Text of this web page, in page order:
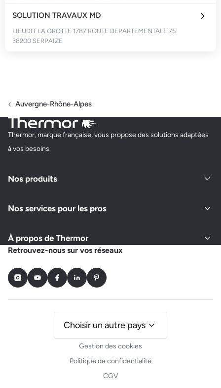
SOLUTION TRAVAUX MD
LIEUDIT LA GROTTE 1787 ROUTE DEPARTEMENTALE 75
38200 SERPAIZE
VAL AIR CLIM
38290 SATOLAS ET BONCE
Fermé actuellement
Demander un devis
AMC PLOMBERIE ELECTRICITE
LES FORTS, 225 ROUTE DE LA CHARMETTE
Fermé actuellement
RUBINO PERE ET FILS
20 RUE DE LA BAJATIERE
Auvergne-Rhône-Alpes
Thermor, marque française, vous propose des solutions adaptées
à vos besoins.
Nos produits
Nos services pour les pros
À propos de Thermor
Retrouvez-nous sur vos réseaux
InstagramYoutubeFacebookLinkedInPinterest
Gestion des cookies
Politique de confidentialité
CGV
Choisir un autre pays